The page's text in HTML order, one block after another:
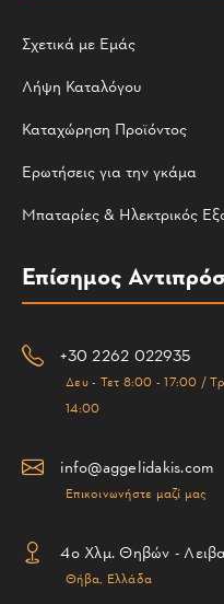
Σχετικά με Εμάς
Λήψη Καταλόγου
Καταχώρηση Προϊόντος
Ερωτήσεις για την γκάμα
Μπαταρίες & Ηλεκτρικός
Επίσημος
+30 2262 022935
Δευ - Τετ 8:00 - 17:00 /
14:00
info@aggelidakis.com
Επικοινωνήστε μαζί μας
4ο Χλμ. Θηβών -
Θήβα, Ελλάδα